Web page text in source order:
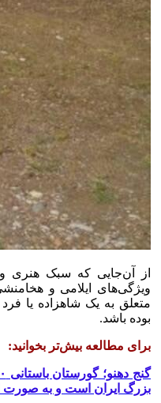
از آن‌جایی که سبک هنری و
ویژگی‌های ایلامی و
متعلق به یک شاهزاده یا
بوده باشد.
برای مطالعه بیش‌تر بخوانید:
بزرگ ایران است و به